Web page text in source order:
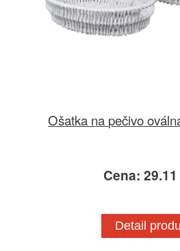
Ošatka na pečivo
Cena:
Detail